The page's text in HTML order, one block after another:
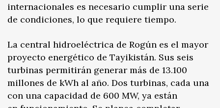
internacionales es necesario cumplir una serie
de condiciones, lo que requiere tiempo.
La central hidroeléctrica de Rogún es el mayor
proyecto energético de Tayikistán. Sus seis
turbinas permitirán generar más de 13.100
millones de kWh al año. Dos turbinas, cada una
con una capacidad de 600 MW, ya están